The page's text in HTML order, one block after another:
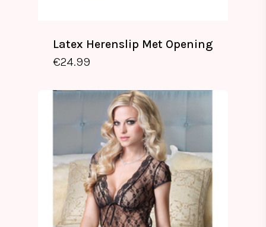
Latex Herenslip Met Opening
€24.99
€24.99